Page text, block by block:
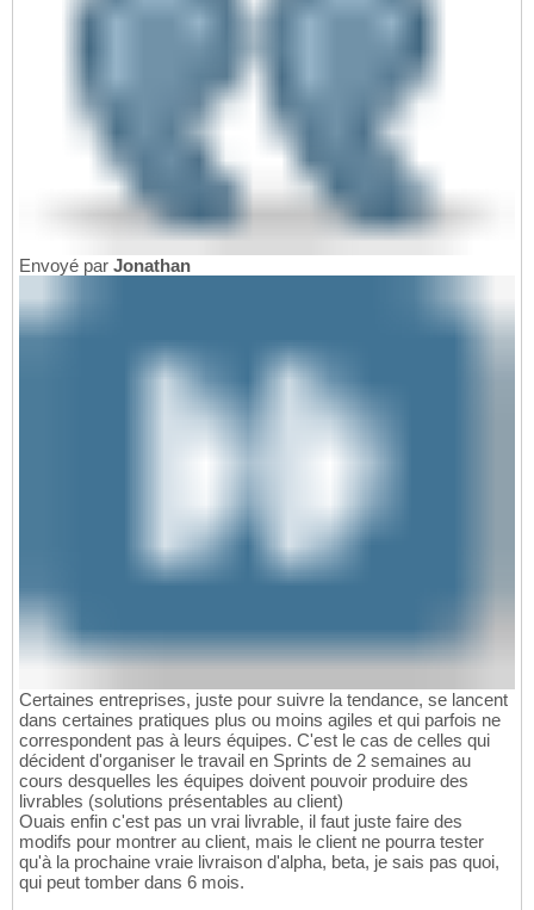
Envoyé par Jonathan
Certaines entreprises, juste pour suivre la tendance, se lancent
dans certaines pratiques plus ou moins agiles et qui parfois ne
correspondent pas à leurs équipes. C'est le cas de celles qui
décident d'organiser le travail en Sprints de 2 semaines au
cours desquelles les équipes doivent pouvoir produire des
livrables (solutions présentables au client)
Ouais enfin c'est pas un vrai livrable, il faut juste faire des
modifs pour montrer au client, mais le client ne pourra tester
qu'à la prochaine vraie livraison d'alpha, beta, je sais pas quoi,
qui peut tomber dans 6 mois.